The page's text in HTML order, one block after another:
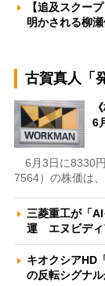
【追及スクー
明かされる柳
古賀真人「
6
6月3日に8330円
7564）の株価は
三菱重工が「
運 エヌビディ
キオクシアHD
の反転シグナ